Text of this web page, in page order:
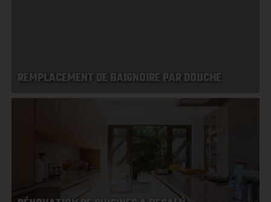
REMPLACEMENT DE BAIGNOIRE PAR DOUCHE